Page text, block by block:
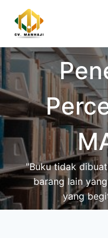
content
"Buku tidak
barang lain
yang